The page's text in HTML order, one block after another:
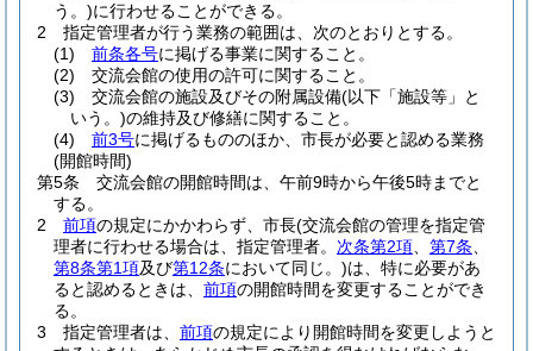
う。)に行わせることができる。
2
指定管理者が行う業務の範囲は、次のとおりとする。
(1)
前条各号に掲げる事業に関すること。
(2)
交流会館の使用の許可に関すること。
(3)
交流会館の施設及びその附属設備(以下「施設等」と
いう。)の維持及び修繕に関すること。
(4)
前3号に掲げるもののほか、市長が必要と認める業務
(開館時間)
第5条
交流会館の開館時間は、午前9時から午後5時までと
する。
2
前項の規定にかかわらず、市長(交流会館の管理を指定管
理者に行わせる場合は、指定管理者。 次条第2項 第7条
第8条第1項及び第12条において同じ。)は、特に必要があ
ると認めるときは、 前項の開館時間を変更することができ
る。
3
指定管理者は、 前項の規定により開館時間を変更しようと